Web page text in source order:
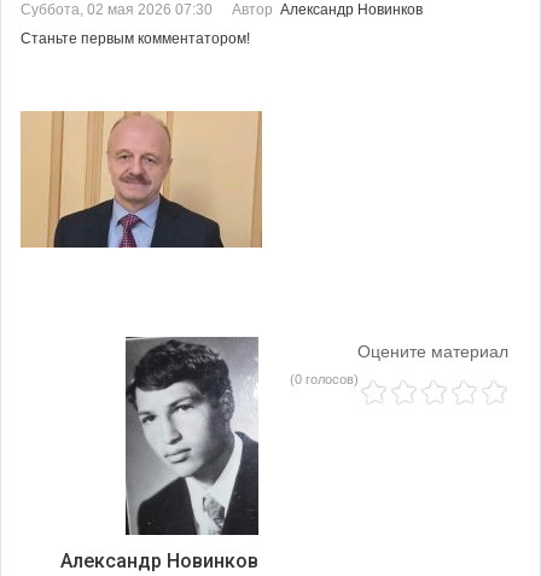
Суббота, 02 мая 2026 07:30 Автор Александр Новинков
Станьте первым комментатором!
Александр Новинков
Оцените материал
(0 голосов)